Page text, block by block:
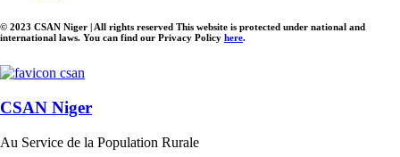
© 2023 CSAN Niger | All rights reserved This website is protected under national and
international laws. You can find our Privacy Policy here.
CSAN Niger
Au Service de la Population Rurale